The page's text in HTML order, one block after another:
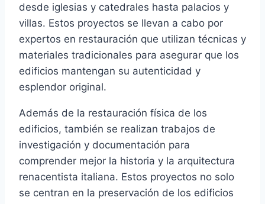
desde iglesias y catedrales hasta palacios y
villas. Estos proyectos se llevan a cabo por
expertos en restauración que utilizan técnicas y
materiales tradicionales para asegurar que los
edificios mantengan su autenticidad y
esplendor original.
Además de la restauración física de los
edificios, también se realizan trabajos de
investigación y documentación para
comprender mejor la historia y la arquitectura
renacentista italiana. Estos proyectos no solo
se centran en la preservación de los edificios